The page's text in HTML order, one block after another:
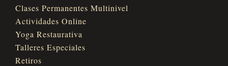
Clases Permanentes Multinivel
Actividades Online
Yoga Restaurativa
Talleres Especiales
Retiros